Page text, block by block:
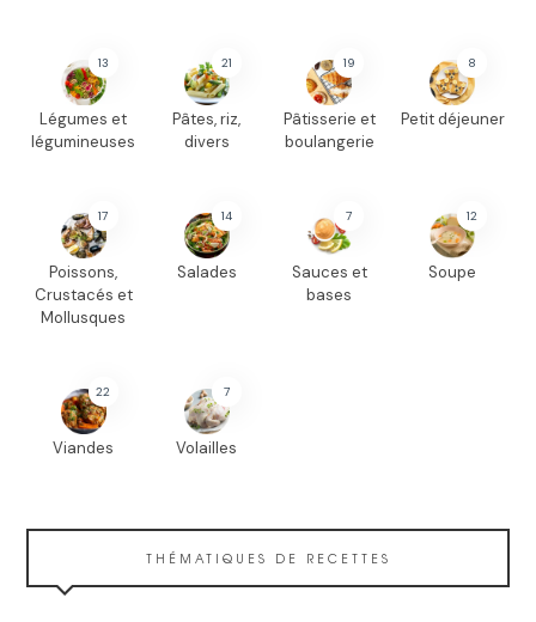
13
Légumes et
légumineuses
21
Pâtes, riz,
divers
19
Pâtisserie et
boulangerie
8
Petit déjeuner
17
Poissons,
Crustacés et
Mollusques
14
Salades
7
Sauces et
bases
12
Soupe
22
Viandes
7
Volailles
THÉMATIQUES DE RECETTES